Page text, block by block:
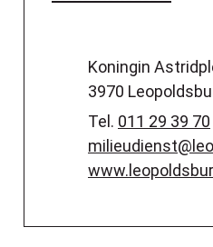
AdresKoningin
,3970
011 29 39 70
E-mailmilieudienst@
Website